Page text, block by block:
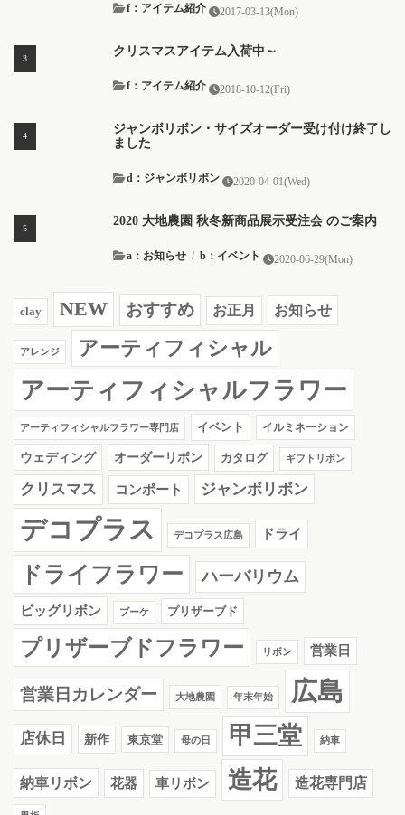
2017-03-13(Mon)
f：アイテム紹介
クリスマスアイテム入荷中～
2018-10-12(Fri)
f：アイテム紹介
ジャンボリボン・サイズオーダー受け付け終了し
ました
2020-04-01(Wed)
d：ジャンボリボン
2020 大地農園 秋冬新商品展示受注会 のご案内
2020-06-29(Mon)
a：お知らせ / b：イベント
clay NEW おすすめ お正月 お知らせ
アレンジ アーティフィシャル
アーティフィシャルフラワー
アーティフィシャルフラワー専門店 イベント イルミネーション
ウェディング オーダーリボン カタログ ギフトリボン
クリスマス コンポート ジャンボリボン
デコプラス デコプラス広島 ドライ
ドライフラワー ハーバリウム
ビッグリボン ブーケ プリザーブド
プリザーブドフラワー リボン 営業日
営業日カレンダー 大地農園 年末年始 広島
店休日 新作 東京堂 母の日 甲三堂 納車
納車リボン 花器 車リボン 造花 造花専門店